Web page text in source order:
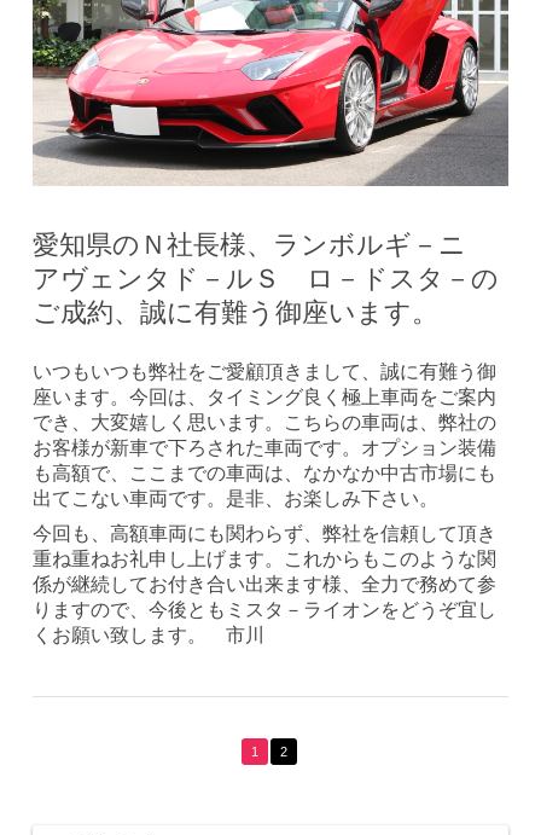
愛知県のＮ社長様、ランボルギ－ニ
アヴェンタド－ルＳ ロ－ドスタ－の
ご成約、誠に有難う御座います。
いつもいつも弊社をご愛顧頂きまして、誠に有難う御
座います。今回は、タイミング良く極上車両をご案内
でき、大変嬉しく思います。こちらの車両は、弊社の
お客様が新車で下ろされた車両です。オプション装備
も高額で、ここまでの車両は、なかなか中古市場にも
出てこない車両です。是非、お楽しみ下さい。
今回も、高額車両にも関わらず、弊社を信頼して頂き
重ね重ねお礼申し上げます。これからもこのような関
係が継続してお付き合い出来ます様、全力で務めて参
りますので、今後ともミスタ－ライオンをどうぞ宜し
くお願い致します。 市川
1 2